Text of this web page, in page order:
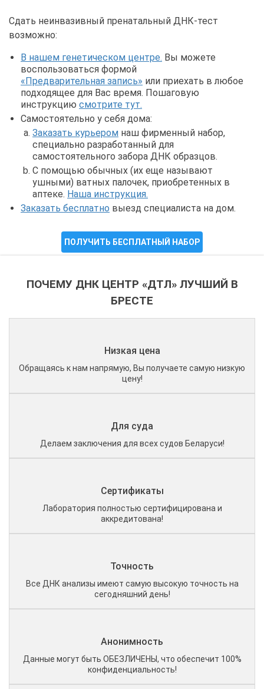
Сдать неинвазивный пренатальный ДНК-тест
возможно:
В нашем генетическом центре. Вы можете
воспользоваться формой
«Предварительная запись» или приехать в любое
подходящее для Вас время. Пошаговую
инструкцию смотрите тут.
Самостоятельно у себя дома:
Заказать курьером наш фирменный набор,
специально разработанный для
самостоятельного забора ДНК образцов.
С помощью обычных (их еще называют
ушными) ватных палочек, приобретенных в
аптеке. Наша инструкция.
Заказать бесплатно выезд специалиста на дом.
ПОЛУЧИТЬ БЕСПЛАТНЫЙ НАБОР
ПОЧЕМУ ДНК ЦЕНТР «ДТЛ» ЛУЧШИЙ В
БРЕСТЕ
Низкая цена
Обращаясь к нам напрямую, Вы получаете самую низкую
цену!
Для суда
Делаем заключения для всех судов Беларуси!
Сертификаты
Лаборатория полностью сертифицирована и
аккредитована!
Точность
Все ДНК анализы имеют самую высокую точность на
сегодняшний день!
Анонимность
Данные могут быть ОБЕЗЛИЧЕНЫ, что обеспечит 100%
конфиденциальность!